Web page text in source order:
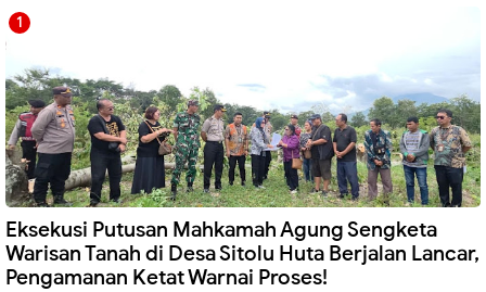
Eksekusi Putusan Mahkamah Agung Sengketa
Warisan Tanah di Desa Sitolu Huta Berjalan Lancar,
Pengamanan Ketat Warnai Proses!